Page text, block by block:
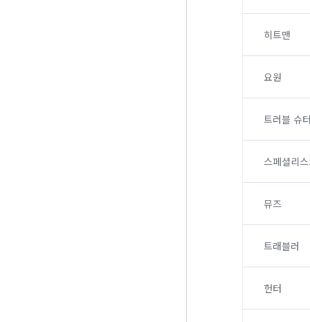
히트맨
요원
트러블 슈
스페셜리
뮤즈
트래블러
헌터